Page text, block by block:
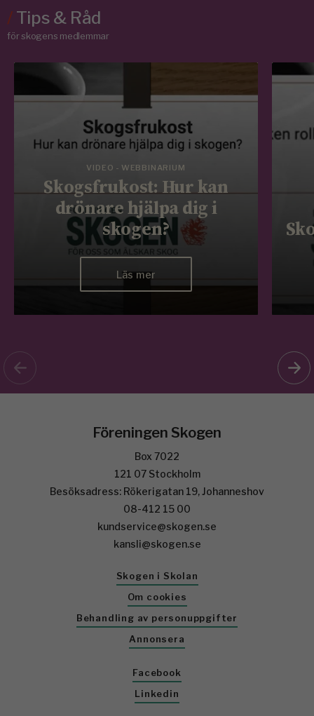
/Tips & Råd
för skogens medlemmar
VIDEO - WEBBINARIUM
Skogsfrukost: Hur kan
drönare hjälpa dig i
skogen?
Läs mer
Föreningen Skogen
Box 7022
121 07 Stockholm
Besöksadress: Rökerigatan 19, Johanneshov
08-412 15 00
kundservice@skogen.se
kansli@skogen.se
Skogen i Skolan
Om cookies
Behandling av personuppgifter
Annonsera
Facebook
Linkedin